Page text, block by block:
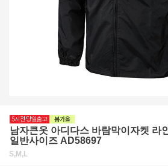
남자큰옷 아디다스 바람막이자켓 라
일반사이즈 AD58697
S,M,L